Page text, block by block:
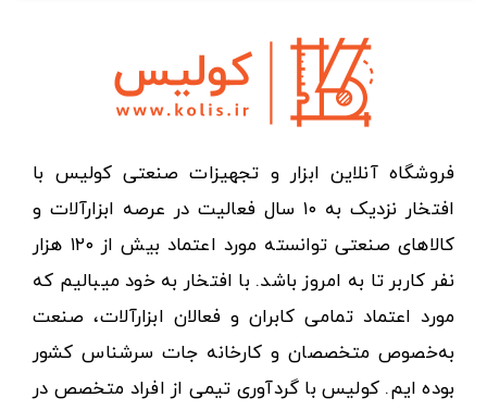
فروشگاه آنلاین ابزار و تجهیزات صنعتی کولیس با
افتخار نزدیک به ۱۰ سال فعالیت در عرصه ابزارآلات و
کالاهای صنعتی توانسته مورد اعتماد بیش از ۱۲۰ هزار
نفر کاربر تا به امروز باشد. با افتخار به خود میبالیم که
مورد اعتماد تمامی کابران و فعالان ابزارآلات، صنعت
به‌خصوص متخصصان و کارخانه جات سرشناس کشور
بوده ایم. کولیس با گردآوری تیمی از افراد متخصص در